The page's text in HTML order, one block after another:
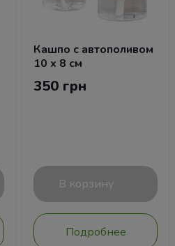
Кашпо с автополивом
10 х 8 см
350 грн
В корзину
Подробнее